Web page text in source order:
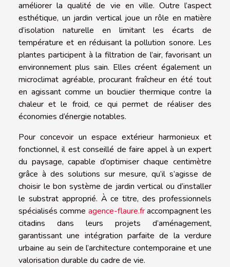
améliorer la qualité de vie en ville. Outre l’aspect
esthétique, un jardin vertical joue un rôle en matière
d’isolation naturelle en limitant les écarts de
température et en réduisant la pollution sonore. Les
plantes participent à la filtration de l’air, favorisant un
environnement plus sain. Elles créent également un
microclimat agréable, procurant fraîcheur en été tout
en agissant comme un bouclier thermique contre la
chaleur et le froid, ce qui permet de réaliser des
économies d’énergie notables.
Pour concevoir un espace extérieur harmonieux et
fonctionnel, il est conseillé de faire appel à un expert
du paysage, capable d’optimiser chaque centimètre
grâce à des solutions sur mesure, qu’il s’agisse de
choisir le bon système de jardin vertical ou d’installer
le substrat approprié. À ce titre, des professionnels
spécialisés comme agence-flaure.fraccompagnent les
citadins dans leurs projets d’aménagement,
garantissant une intégration parfaite de la verdure
urbaine au sein de l’architecture contemporaine et une
valorisation durable du cadre de vie.